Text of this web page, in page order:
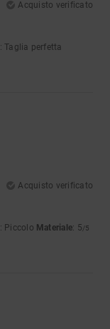
Acquisto verificato
: Taglia perfetta
Acquisto verificato
: Piccolo Materiale: 5/5